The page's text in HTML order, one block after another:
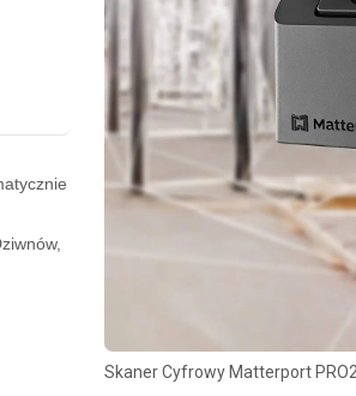
Skaner Cyfrowy Matterport